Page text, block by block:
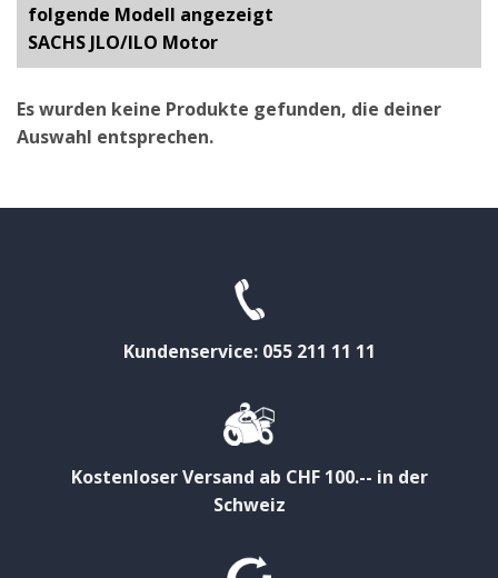
folgende Modell angezeigt
SACHS JLO/ILO Motor
Es wurden keine Produkte gefunden, die deiner
Auswahl entsprechen.
Kundenservice: 055 211 11 11
Kostenloser Versand ab CHF 100.-- in der
Schweiz